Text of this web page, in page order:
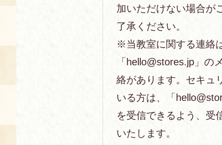
加いただけない場合が
了承ください。
※当教室に関する連絡
「hello@stores.jp」の
絡があります。セキュ
いる方は、「
を受信できるよう、受
いたします。